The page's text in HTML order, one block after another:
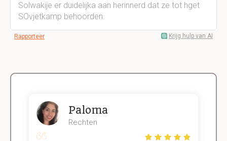
Solwakije er duidelijka aan herinnerd dat ze tot hget
SOvjetkamp behoorden.
Rapporteer Krijg hulp van AI
Paloma
Rechten